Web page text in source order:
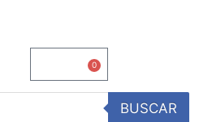
0.00 0
BUSCAR